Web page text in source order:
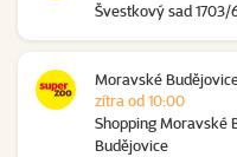
Švestkový sad
Moravské
Shopping Moravské
Budějovice
zítra od 10:00